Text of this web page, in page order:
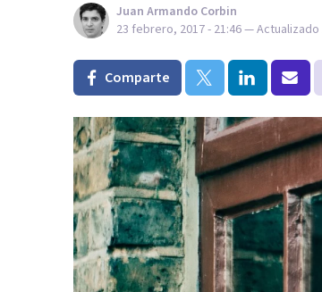
Juan Armando Corbin
23 febrero, 2017 - 21:46— Actualizado
Comparte